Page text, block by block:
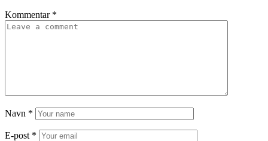
Kommentar *
Navn *
E-post *